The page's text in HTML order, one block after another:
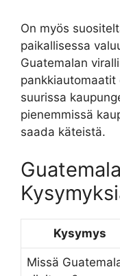
On myös
paikallisessa
Guatemalan
suurissa
pienemmissä
saada käteistä.
Kysymys
Missä